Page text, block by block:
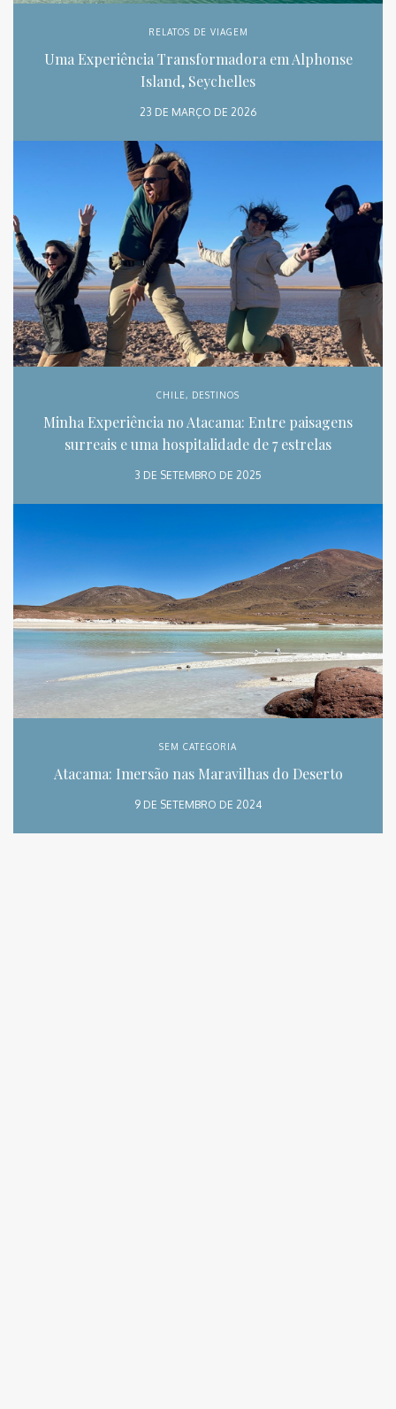
RELATOS DE VIAGEM
Uma Experiência Transformadora em Alphonse
Island, Seychelles
23 DE MARÇO DE 2026
CHILE, DESTINOS
Minha Experiência no Atacama: Entre paisagens
surreais e uma hospitalidade de 7 estrelas
3 DE SETEMBRO DE 2025
SEM CATEGORIA
Atacama: Imersão nas Maravilhas do Deserto
9 DE SETEMBRO DE 2024